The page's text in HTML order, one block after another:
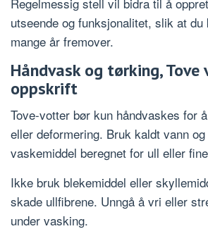
utseende og funksjonalitet, slik at du
mange år fremover.
Håndvask og tørking,
oppskrift
Tove-votter bør kun håndvaskes for
eller deformering. Bruk kaldt vann
vaskemiddel beregnet for ull eller
Ikke bruk blekemiddel eller
skade ullfibrene. Unngå å vri eller
under vasking.